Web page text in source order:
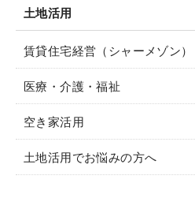
土地活用
賃貸住宅経営（シャーメゾン）
医療・介護・福祉
空き家活用
土地活用でお悩みの方へ